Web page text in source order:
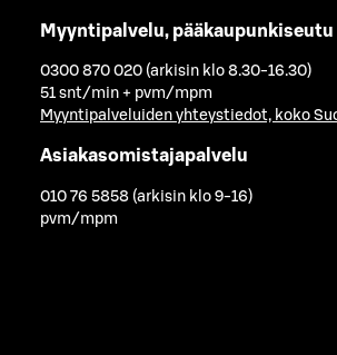
Myyntipalvelu, pääkaupunkiseutu
0300 870 020 (arkisin klo 8.30-16.30)
51 snt/min + pvm/mpm
Myyntipalveluiden yhteystiedot, koko
Asiakasomistajapalvelu
010 76 5858 (arkisin klo 9-16)
pvm/mpm